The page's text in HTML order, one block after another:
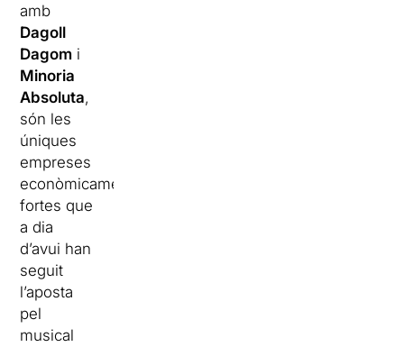
amb
Dagoll
Dagom i
Minoria
Absoluta,
són les
úniques
empreses
econòmicament
fortes que
a dia
d’avui han
seguit
l’aposta
pel
musical